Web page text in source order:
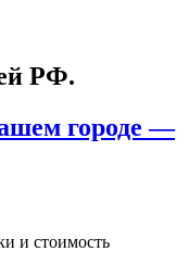
РФ.
городе —
и стоимость